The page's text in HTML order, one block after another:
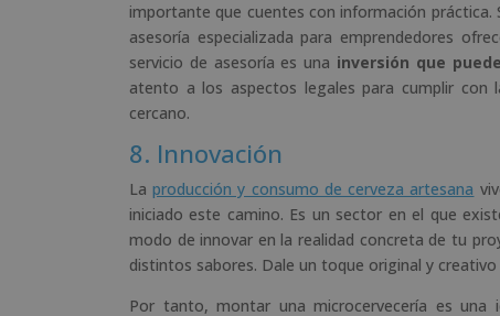
importante que cuentes con información
asesoría especializada para emprendedores
servicio de asesoría es una inversión que
atento a los aspectos legales para cumplir
cercano.
8. Innovación
Laproducción y consumo de cerveza artesana
iniciado este camino. Es un sector en el que
modo de innovar en la realidad concreta de tu
distintos sabores. Dale un toque original y
Por tanto, montar una microcervecería es